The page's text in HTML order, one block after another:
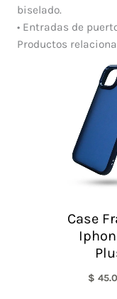
biselado.
• Entradas de
Productos
Case
$